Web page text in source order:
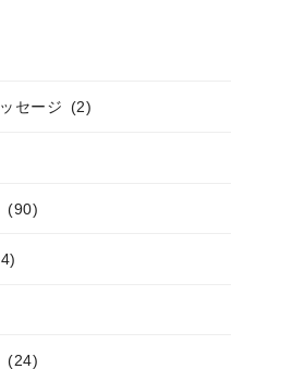
セージ (2)
(90)
(24)